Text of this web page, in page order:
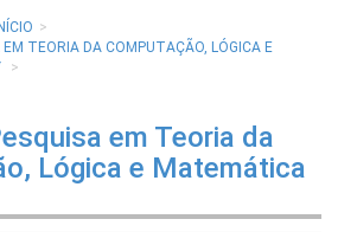
INÍCIO
EM TEORIA DA COMPUTAÇÃO, LÓGICA E
em Teoria da
Lógica e Matemática